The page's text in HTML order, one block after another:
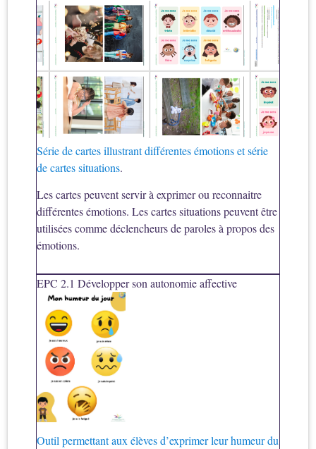
Série de cartes illustrant différentes émotions et série
de cartes situations.
Les cartes peuvent servir à exprimer ou reconnaitre
différentes émotions. Les cartes situations peuvent être
utilisées comme déclencheurs de paroles à propos des
émotions.
EPC 2.1 Développer son autonomie affective
Outil permettant aux élèves d’exprimer leur humeur du